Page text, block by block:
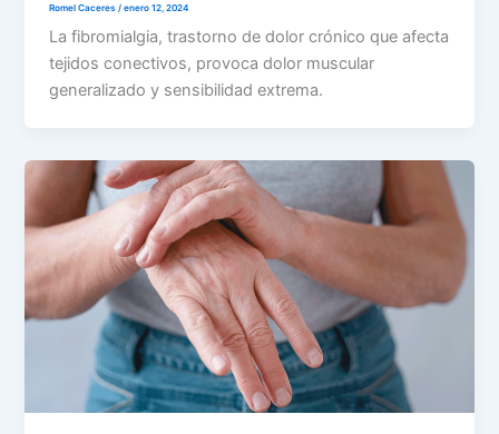
Romel Caceres/enero 12, 2024
La fibromialgia, trastorno de dolor crónico que afecta
tejidos conectivos, provoca dolor muscular
generalizado y sensibilidad extrema.